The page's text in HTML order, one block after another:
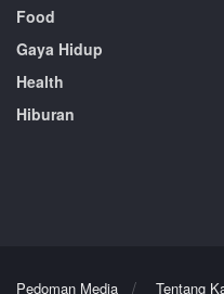
Food
Gaya Hidup
Health
Hiburan
Pedoman Media Tentang